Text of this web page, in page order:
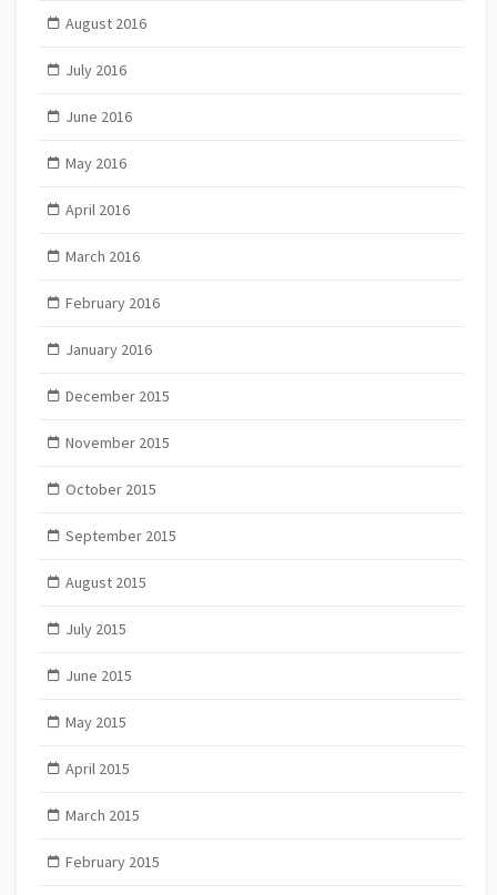
August 2016
July 2016
June 2016
May 2016
April 2016
March 2016
February 2016
January 2016
December 2015
November 2015
October 2015
September 2015
August 2015
July 2015
June 2015
May 2015
April 2015
March 2015
February 2015